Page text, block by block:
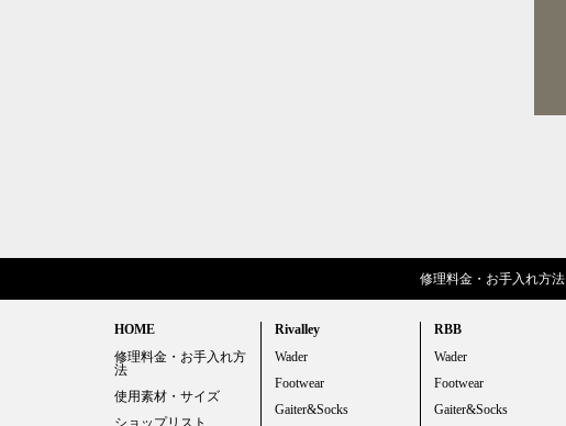
修理料金・お手入れ方法
HOME
修理料金・お手入れ方
法
使用素材・サイズ
Rivalley
Wader
Footwear
Gaiter&Socks
RBB
Wader
Footwear
Gaiter&Socks